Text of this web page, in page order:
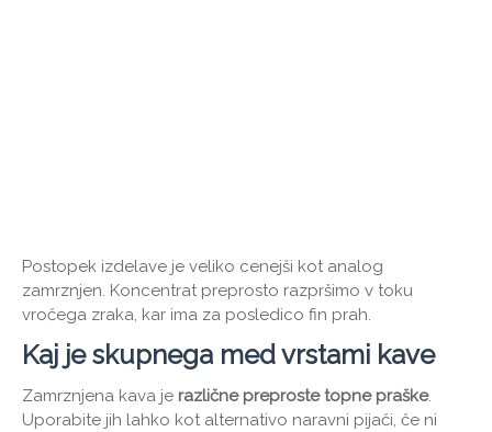
Postopek izdelave je veliko cenejši kot analog
zamrznjen. Koncentrat preprosto razpršimo v toku
vročega zraka, kar ima za posledico fin prah.
Kaj je skupnega med vrstami kave
Zamrznjena kava je različne preproste topne praške.
Uporabite jih lahko kot alternativo naravni pijači, če ni